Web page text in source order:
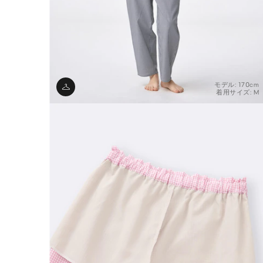
モデル: 170cm
着用サイズ: M